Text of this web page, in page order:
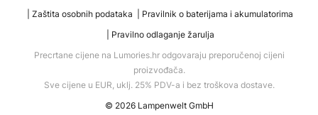
Zaštita osobnih podataka
Pravilnik o baterijama i akumulatorima
Pravilno odlaganje žarulja
Precrtane cijene na Lumories.hr odgovaraju preporučenoj cijeni
proizvođača.
Sve cijene u EUR, uklj. 25% PDV-a i bez troškova dostave.
© 2026 Lampenwelt GmbH